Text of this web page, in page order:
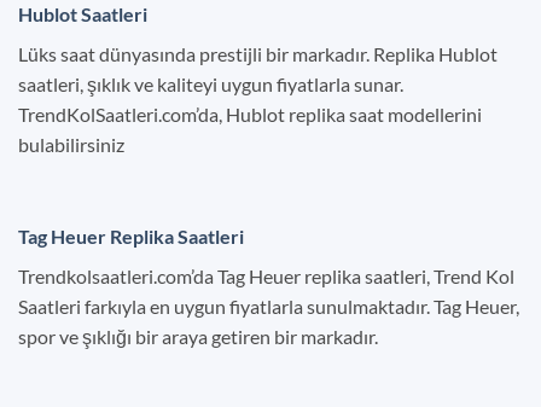
Hublot Saatleri
Lüks saat dünyasında prestijli bir markadır. Replika Hublot
saatleri, şıklık ve kaliteyi uygun fiyatlarla sunar.
TrendKolSaatleri.com’da, Hublot replika saat modellerini
bulabilirsiniz
Tag Heuer Replika Saatleri
Trendkolsaatleri.com’da Tag Heuer replika saatleri, Trend Kol
Saatleri farkıyla en uygun fiyatlarla sunulmaktadır. Tag Heuer,
spor ve şıklığı bir araya getiren bir markadır.